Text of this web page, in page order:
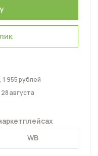
1 955 рублей
августа
WB